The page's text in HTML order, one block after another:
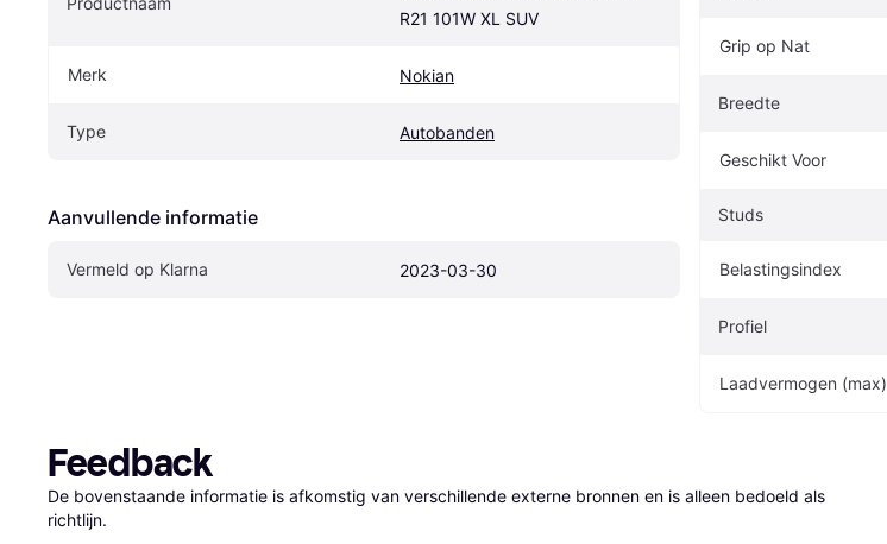
R21 101W XL SUV
Merk Nokian
Type Autobanden
Aanvullende informatie
Vermeld op Klarna 2023-03-30
Grip op Nat
Breedte
Geschikt Voor
Studs
Belastingsindex
Profiel
Laadvermogen (max)
Feedback
De bovenstaande informatie is afkomstig van verschillende externe bronnen en is alleen bedoeld als
richtlijn.